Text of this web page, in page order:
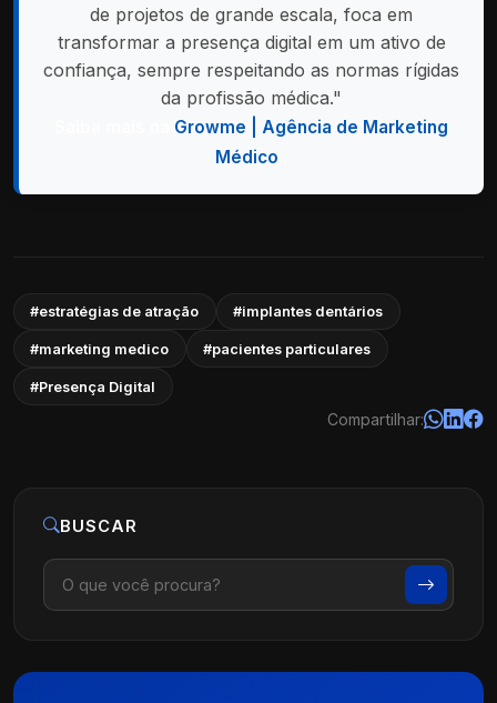
de projetos de grande escala, foca em
transformar a presença digital em um ativo de
confiança, sempre respeitando as normas rígidas
da profissão médica."
Growme | Agência de Marketing
Médico
#estratégias de atração #implantes dentários
#marketing medico #pacientes particulares
#Presença Digital
Compartilhar:
BUSCAR